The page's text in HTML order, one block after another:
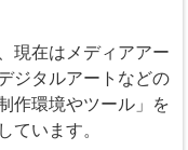
現在はメディアアー
ジタルアートなどの
作環境やツール」を
ています。